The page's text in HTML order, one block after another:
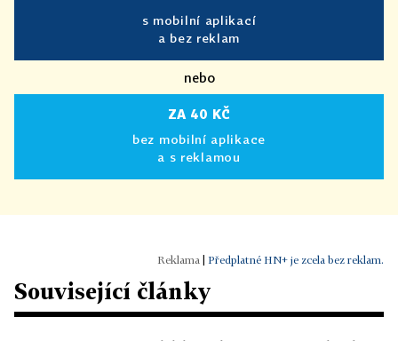
s mobilní aplikací
a bez reklam
nebo
ZA 40 KČ
bez mobilní aplikace
a s reklamou
Předplatné HN+ je zcela bez reklam.
Související články